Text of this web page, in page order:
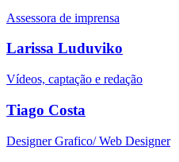
Assessora de imprensa
Larissa Luduviko
Vídeos, captação e redação
Tiago Costa
Designer Grafico/ Web Designer